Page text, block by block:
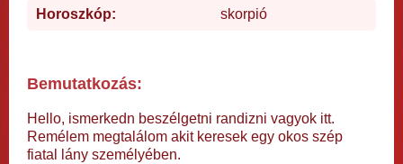
Horoszkóp: skorpió
Bemutatkozás:
Hello, ismerkedn beszélgetni randizni vagyok itt.
Remélem megtalálom akit keresek egy okos szép
fiatal lány személyében.